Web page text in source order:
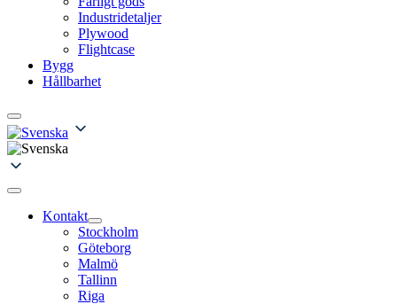
Industridetaljer
Plywood
Flightcase
Bygg
Hållbarhet
Kontakt
Stockholm
Göteborg
Malmö
Tallinn
Riga